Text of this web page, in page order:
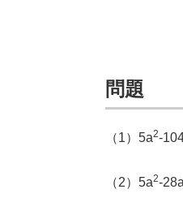
問題
（1）5a2-
（2）5a2-